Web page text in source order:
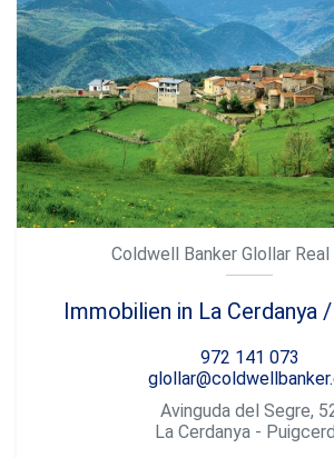
Coldwell Banker Glollar
Immobilien in La Cerdanya
972 141 073
Avinguda del Segre,
La Cerdanya -